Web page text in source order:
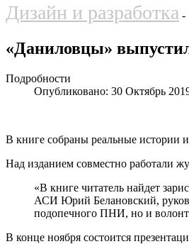
Дизайн и разработка -
«Даниловцы»
Подробности
Опубликовано: 30 Октябрь
В книге собраны реальные истории
Над изданием совместно работали
«В книге читатель найдет
АСИ Юрий Белановский,
подопечного ПНИ, но и
В конце ноября состоится